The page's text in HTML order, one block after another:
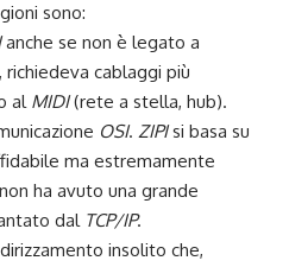
sono:
anche se non è legato a
cablaggi più
al MIDI(rete a stella, hub).
OSI. ZIPIsi basa su
ma estremamente
ha avuto una grande
dal TCP/IP.
insolito che,